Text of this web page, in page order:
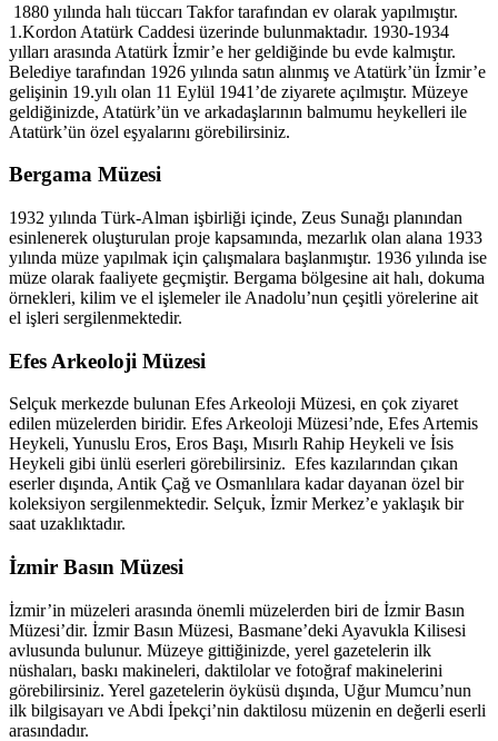
1880 yılında halı tüccarı Takfor tarafından ev olarak yapılmıştır.
1.Kordon Atatürk Caddesi üzerinde bulunmaktadır. 1930-1934
yılları arasında Atatürk İzmir’e her geldiğinde bu evde kalmıştır.
Belediye tarafından 1926 yılında satın alınmış ve Atatürk’ün İzmir’e
gelişinin 19.yılı olan 11 Eylül 1941’de ziyarete açılmıştır. Müzeye
geldiğinizde, Atatürk’ün ve arkadaşlarının balmumu heykelleri ile
Atatürk’ün özel eşyalarını görebilirsiniz.
Bergama Müzesi
1932 yılında Türk-Alman işbirliği içinde, Zeus Sunağı planından
esinlenerek oluşturulan proje kapsamında, mezarlık olan alana 1933
yılında müze yapılmak için çalışmalara başlanmıştır. 1936 yılında ise
müze olarak faaliyete geçmiştir. Bergama bölgesine ait halı, dokuma
örnekleri, kilim ve el işlemeler ile Anadolu’nun çeşitli yörelerine ait
el işleri sergilenmektedir.
Efes Arkeoloji Müzesi
Selçuk merkezde bulunan Efes Arkeoloji Müzesi, en çok ziyaret
edilen müzelerden biridir. Efes Arkeoloji Müzesi’nde, Efes Artemis
Heykeli, Yunuslu Eros, Eros Başı, Mısırlı Rahip Heykeli ve İsis
Heykeli gibi ünlü eserleri görebilirsiniz. Efes kazılarından çıkan
eserler dışında, Antik Çağ ve Osmanlılara kadar dayanan özel bir
koleksiyon sergilenmektedir. Selçuk, İzmir Merkez’e yaklaşık bir
saat uzaklıktadır.
İzmir Basın Müzesi
İzmir’in müzeleri arasında önemli müzelerden biri de İzmir Basın
Müzesi’dir. İzmir Basın Müzesi, Basmane’deki Ayavukla Kilisesi
avlusunda bulunur. Müzeye gittiğinizde, yerel gazetelerin ilk
nüshaları, baskı makineleri, daktilolar ve fotoğraf makinelerini
görebilirsiniz. Yerel gazetelerin öyküsü dışında, Uğur Mumcu’nun
ilk bilgisayarı ve Abdi İpekçi’nin daktilosu müzenin en değerli eserli
arasındadır.